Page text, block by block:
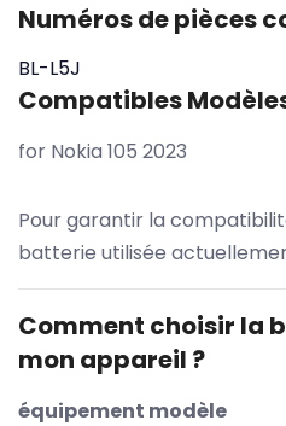
Numéros de pièces
BL-L5J
Compatibles
for Nokia 105 2023
Pour garantir la
batterie utilisée
Comment choisir la
mon appareil ?
équipement modèle